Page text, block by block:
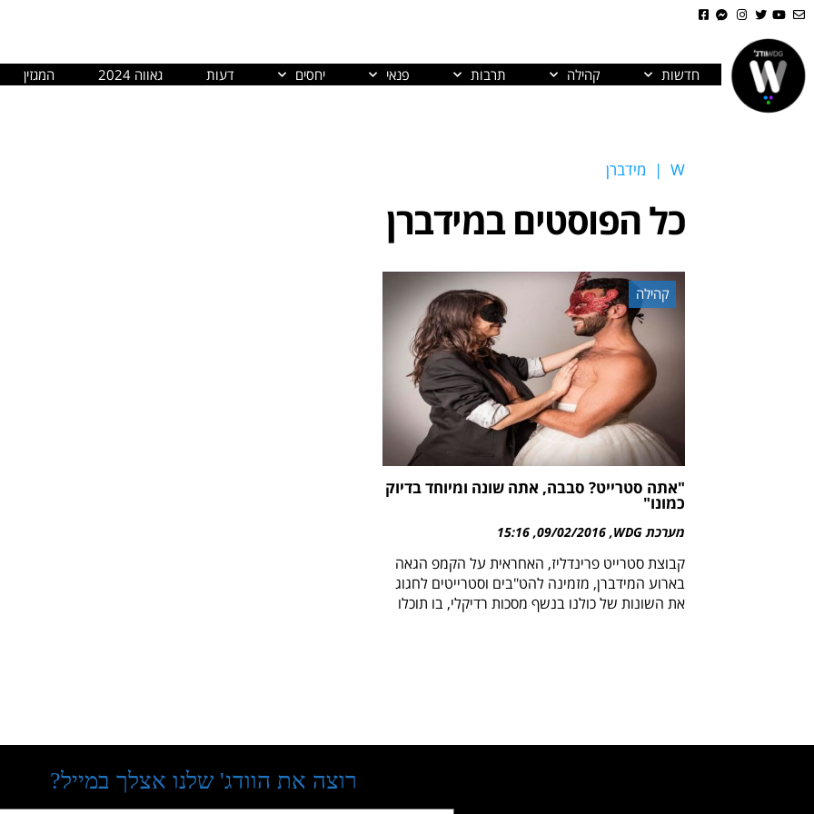
חדשות קהילה תרבות פנאי יחסים דעות גאווה 2024 המגזין
W
| מידברן
כל הפוסטים במידברן
קהילה
"אתה סטרייט? סבבה, אתה שונה ומיוחד בדיוק
כמונו"
מערכת WDG 09/02/2016
15:16
קבוצת סטרייט פרינדליז, האחראית על הקמפ הגאה
בארוע המידברן, מזמינה להט"בים וסטרייטים לחגוג
את השונות של כולנו בנשף מסכות רדיקלי, בו תוכלו